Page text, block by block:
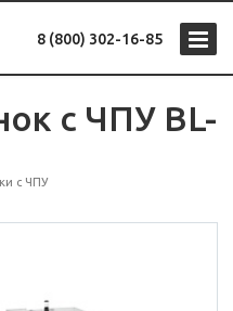
8 (800) 302-16-85
с ЧПУ BL-
с ЧПУ